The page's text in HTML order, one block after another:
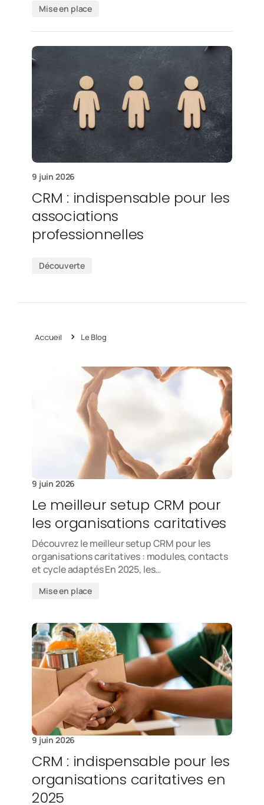
Mise en place
9 juin 2026
CRM : indispensable pour les
associations
professionnelles
Découverte
Accueil Le Blog
9 juin 2026
Le meilleur setup CRM pour
les organisations caritatives
Découvrez le meilleur setup CRM pour les
organisations caritatives : modules, contacts
et cycle adaptés En 2025, les…
Mise en place
9 juin 2026
CRM : indispensable pour les
organisations caritatives en
2025